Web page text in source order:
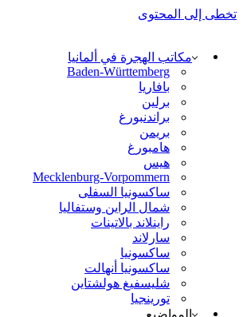
تخطى إلى المحتوى
مكاتب الهجرة في ألمانيا
Baden-Württemberg
بافاريا
برلين
براندنبورغ
بريمن
هامبورغ
هيس
Mecklenburg-Vorpommern
ساكسونيا السفلى
شمال الراين وستفاليا
راينلاند بالاتينات
سارلاند
ساكسونيا
ساكسونيا أنهالت
شليسفيغ هولشتاين
تورينجيا
المواضيع